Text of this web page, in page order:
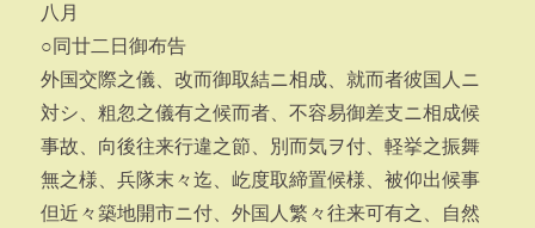
八月
○同廿二日御布告
外国交際之儀、改而御取結ニ相成、就而者彼国人ニ
対シ、粗忽之儀有之候而者、不容易御差支ニ相成候
事故、向後往来行違之節、別而気ヲ付、軽挙之振舞
無之様、兵隊末々迄、屹度取締置候様、被仰出候事
但近々築地開市ニ付、外国人繁々往来可有之、自然